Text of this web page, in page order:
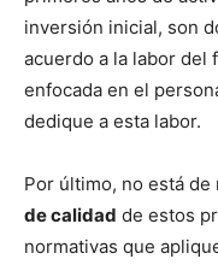
inversión inicial, son
acuerdo a la labor del
enfocada en el
dedique a esta labor.
Por último, no está de
de calidad de estos
normativas que